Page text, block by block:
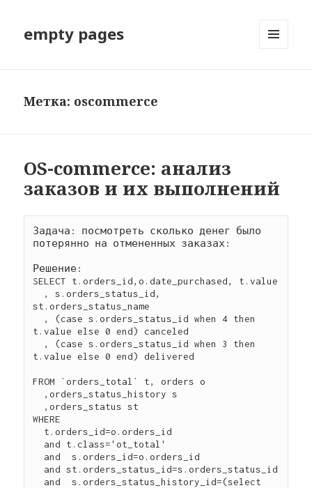
empty pages
Метка: oscommerce
OS-commerce: анализ
заказов и их выполнений
Задача: посмотреть сколько денег было
потерянно на отмененных заказах:
Решение:
SELECT t.orders_id,o.date_purchased, t.value
st.orders_status_name
t.value else 0 end) canceled
t.value else 0 end) delivered
FROM `orders_total` t, orders o
WHERE